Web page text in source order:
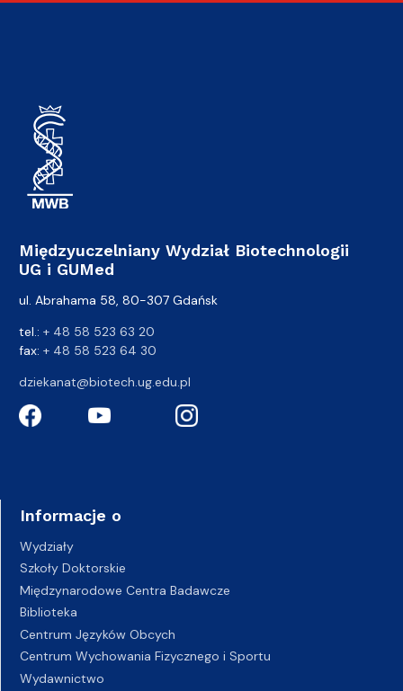
Międzyuczelniany Wydział Biotechnologii
UG i GUMed
ul. Abrahama 58, 80-307 Gdańsk
tel.: + 48 58 523 63 20
fax: + 48 58 523 64 30
dziekanat@biotech.ug.edu.pl
Informacje o
Wydziały
Szkoły Doktorskie
Międzynarodowe Centra Badawcze
Biblioteka
Centrum Języków Obcych
Centrum Wychowania Fizycznego i Sportu
Wydawnictwo